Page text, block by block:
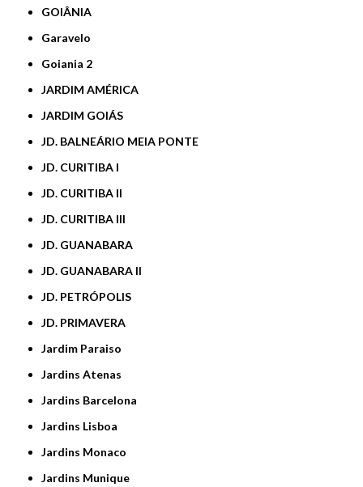
GOIÂNIA
Garavelo
Goiania 2
JARDIM AMÉRICA
JARDIM GOIÁS
JD. BALNEÁRIO MEIA PONTE
JD. CURITIBA I
JD. CURITIBA II
JD. CURITIBA III
JD. GUANABARA
JD. GUANABARA II
JD. PETRÓPOLIS
JD. PRIMAVERA
Jardim Paraiso
Jardins Atenas
Jardins Barcelona
Jardins Lisboa
Jardins Monaco
Jardins Munique